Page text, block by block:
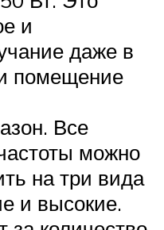
и
даже в
помещение
Все
можно
на три вида
и высокие.